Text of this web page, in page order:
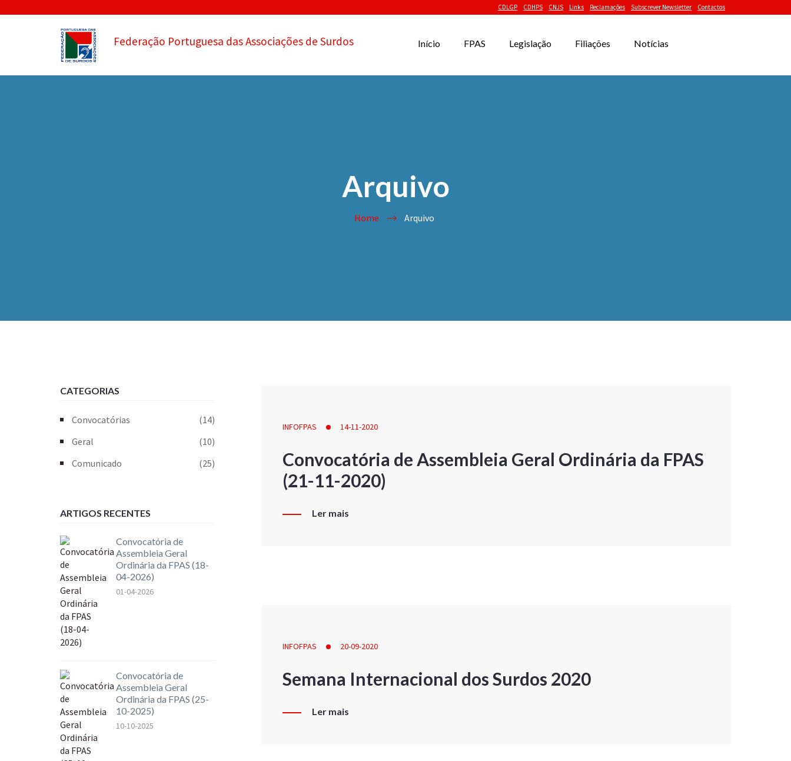
CDLGP CDHPS CNJS Links Reclamações Subscrever Newsletter Contactos
Federação Portuguesa das Associações de Surdos Início FPAS Legislação Filiações Notícias
Arquivo
Home Arquivo
INFOFPAS 14-11-2020
Convocatória de Assembleia Geral Ordinária da FPAS
(21-11-2020)
Ler mais
INFOFPAS 20-09-2020
Semana Internacional dos Surdos 2020
Ler mais
CATEGORIAS
Convocatórias
(14)
Geral
(10)
Comunicado
(25)
ARTIGOS RECENTES
Convocatória de
Assembleia Geral
Ordinária da FPAS (18-
04-2026)
01-04-2026
Convocatória de
Assembleia Geral
Ordinária da FPAS (25-
10-2025)
10-10-2025